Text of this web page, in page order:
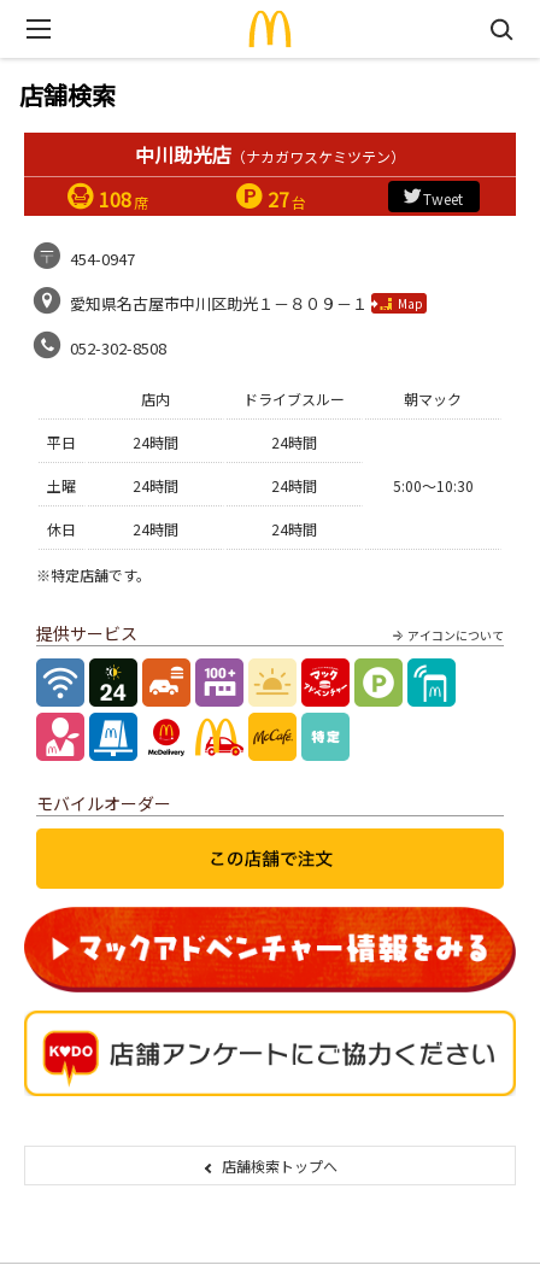
店舗検索
中川助光店 （ナカガワスケミツテン）
108 席 27台 Tweet
454-0947
愛知県名古屋市中川区助光１－８０９－１
Map
052-302-8508
店内 ドライブスルー 朝マック
平日 24時間 24時間
5:00〜10:30
土曜 24時間 24時間
休日 24時間 24時間
※特定店舗です。
アイコンについて
提供サービス
モバイルオーダー
店舗検索トップへ